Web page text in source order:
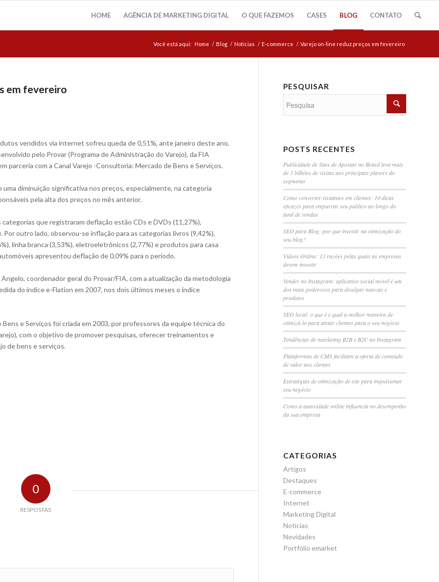
HOME AGÊNCIA DE MARKETING DIGITAL O QUE FAZEMOS CASES BLOG CONTATO
Você está aqui: Home / Blog / Notícias / E-commerce / Varejo on-line reduz preços em fevereiro
em fevereiro
vendidos via internet sofreu queda de 0,51%, ante janeiro deste ano,
pelo Provar (Programa de Administração do Varejo), da FIA
parceria com a Canal Varejo -Consultoria: Mercado de Bens e Serviços.
uma diminuição significativa nos preços, especialmente, na categoria
pela alta dos preços no mês anterior.
que registraram deflação estão CDs e DVDs (11,27%),
Por outro lado, observou-se inflação para as categorias livros (9,42%),
linha branca (3,53%), eletroeletrônicos (2,77%) e produtos para casa
apresentou deflação de 0,09% para o período.
coordenador geral do Provar/FIA, com a atualização da metodologia
do índice e-Flation em 2007, nos dois últimos meses o índice
e Serviços foi criada em 2003, por professores da equipe técnica do
com o objetivo de promover pesquisas, oferecer treinamentos e
de bens e serviços.
0
RESPOSTAS
PESQUISAR
POSTS RECENTES
Publicidade de Sites de Apostas no Brasil leva mais
de 3 bilhões de visitas aos principais players do
segmento
Como converter visitantes em clientes: 10 dicas
eficazes para empurrar seu público ao longo do
funil de vendas
SEO para Blog: por que investir na otimização do
seu blog?
Vídeos Online: 13 razões pelas quais as empresas
devem investir
Vender no Instagram: aplicativo social móvel é um
dos mais poderosos para divulgar marcas e
produtos
SEO local: o que é e qual a melhor maneira de
otimizá-lo para atrair clientes para o seu negócio
Tendências de marketing B2B e B2C no Instagram
Plataformas de CMS facilitam a oferta de conteúdo
de valor aos clientes
Estratégias de otimização de site para impulsionar
seu negócio
Como a autoridade online influencia no desempenho
da sua empresa
CATEGORIAS
Artigos
Destaques
E-commerce
Internet
Marketing Digital
Notícias
Novidades
Portfólio emarket